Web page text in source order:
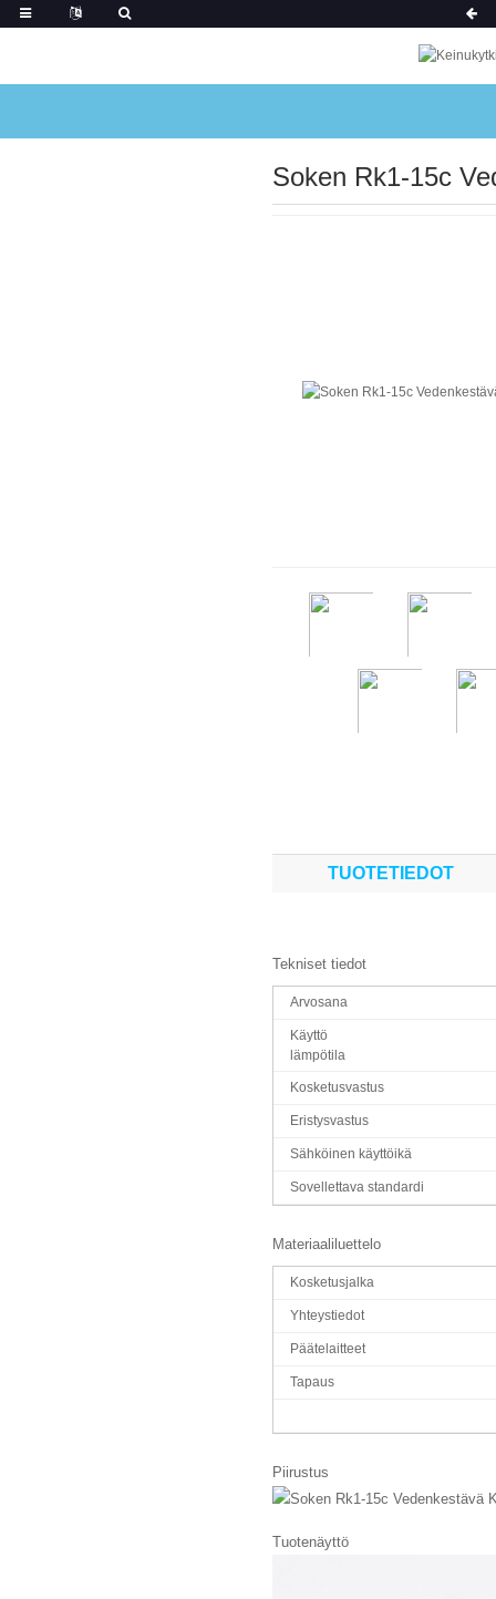
Soken Rk1-15c
TUOTETIEDOT
Tekniset tiedot
Arvosana
Käyttö
lämpötila
Kosketusvastus
Eristysvastus
Sähköinen käyttöikä
Sovellettava standardi
Materiaaliluettelo
Kosketusjalka
Yhteystiedot
Päätelaitteet
Tapaus
Piirustus
Tuotenäyttö